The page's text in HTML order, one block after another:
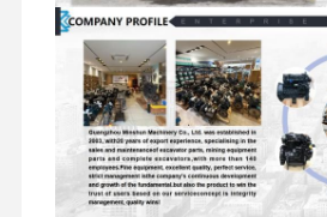
Davalar
Perkins Motoru
Yanmar Motoru